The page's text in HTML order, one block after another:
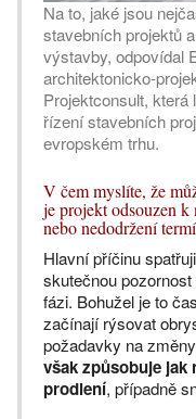
Na to, jaké jsou
stavebních projektů
výstavby, odpovídal
architektonicko-
Projektconsult,
řízení stavebních
evropském trhu.
V čem myslíte, že
je projekt odsouzen k
nebo nedodržení
Hlavní příčinu
skutečnou
fázi. Bohužel je to
začínají rýsovat
požadavky na
však způsobuje jak
prodlení, případně